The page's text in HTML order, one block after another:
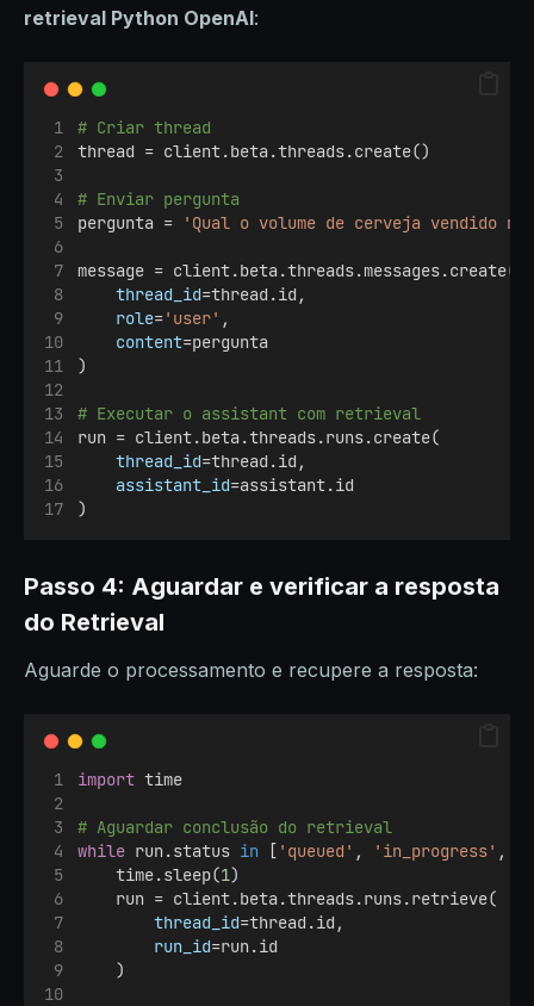
retrieval Python OpenAI:
# Criar thread
thread = client.beta.threads.create()
# Enviar pergunta
pergunta =
'Qual o volume de cerveja vendido
message = client.beta.threads.messages.create(
thread_id=thread.id,
role='user' ,
content=pergunta
)
# Executar o assistant com retrieval
run = client.beta.threads.runs.create(
thread_id=thread.id,
assistant_id=assistant.id
)
Passo 4: Aguardar e verificar a resposta
do Retrieval
Aguarde o processamento e recupere a resposta:
import time
# Aguardar conclusão do retrieval
while run.status in [ 'queued' , 'in_progress' ,
    time.sleep(
1)
    run = client.beta.threads.runs.retrieve(
thread_id=thread.id,
run_id=run.id
    )